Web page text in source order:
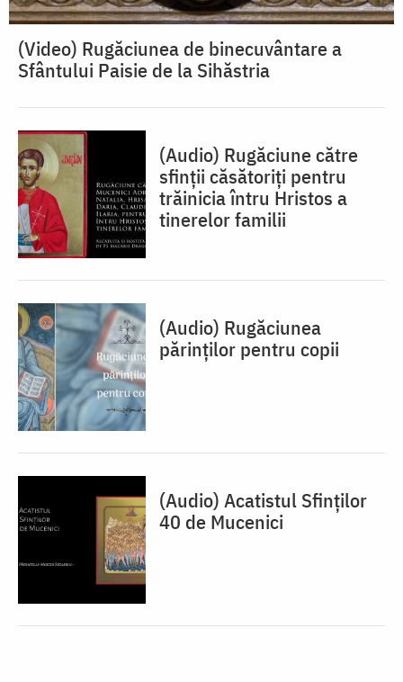
(Video) Rugăciunea de binecuvântare a
Sfântului Paisie de la Sihăstria
(Audio) Rugăciune către
sfinții căsătoriți pentru
trăinicia întru Hristos a
tinerelor familii
(Audio) Rugăciunea
părinților pentru copii
(Audio) Acatistul Sfinților
40 de Mucenici